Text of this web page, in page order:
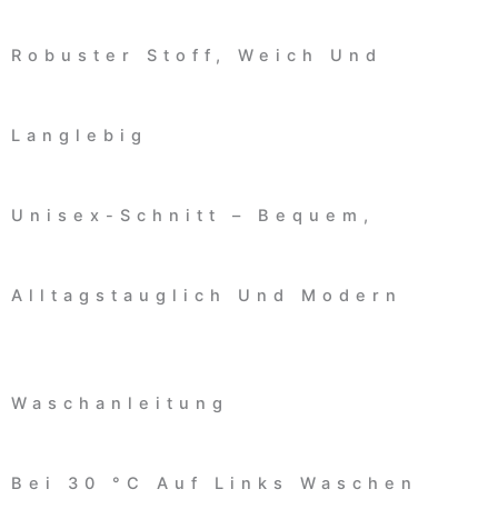
Robuster Stoff, Weich Und
Langlebig
Unisex-Schnitt – Bequem,
Alltagstauglich Und Modern
Waschanleitung
Bei 30 °C Auf Links Waschen